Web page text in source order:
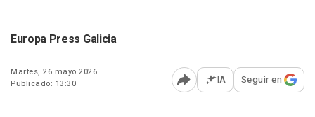
Europa Press Galicia
Martes, 26 mayo 2026
Publicado: 13:30
Abrir opciones para
IA Seguir en